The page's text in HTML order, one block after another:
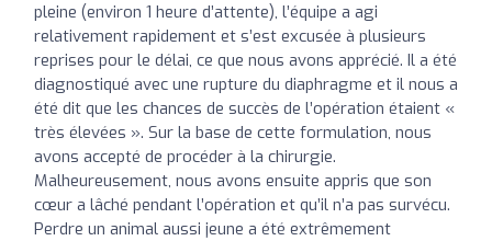
pleine (environ 1 heure d’attente), l’équipe a agi
relativement rapidement et s’est excusée à plusieurs
reprises pour le délai, ce que nous avons apprécié. Il a été
diagnostiqué avec une rupture du diaphragme et il nous a
été dit que les chances de succès de l’opération étaient «
très élevées ». Sur la base de cette formulation, nous
avons accepté de procéder à la chirurgie.
Malheureusement, nous avons ensuite appris que son
cœur a lâché pendant l’opération et qu’il n’a pas survécu.
Perdre un animal aussi jeune a été extrêmement